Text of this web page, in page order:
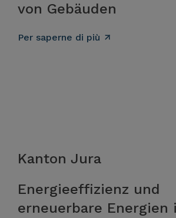
von Gebäuden
Per saperne di più
Kanton Jura
Energieeffizienz und
erneuerbare Energien